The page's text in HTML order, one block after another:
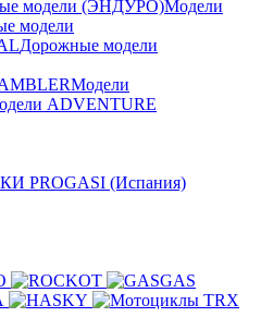
модели (ЭНДУРО)Модели
модели
Дорожные модели
Модели
ADVENTURE
(Испания)